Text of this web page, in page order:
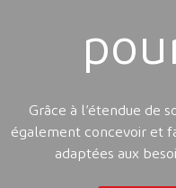
Grâce à l’étendue de
également concevoir et
adaptées aux